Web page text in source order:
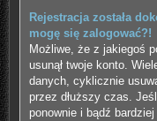
Rejestracja została
mogę się zalogować?!
Możliwe, że z jakiegoś
usunął twoje konto.
danych, cyklicznie
przez dłuższy czas.
ponownie i bądź